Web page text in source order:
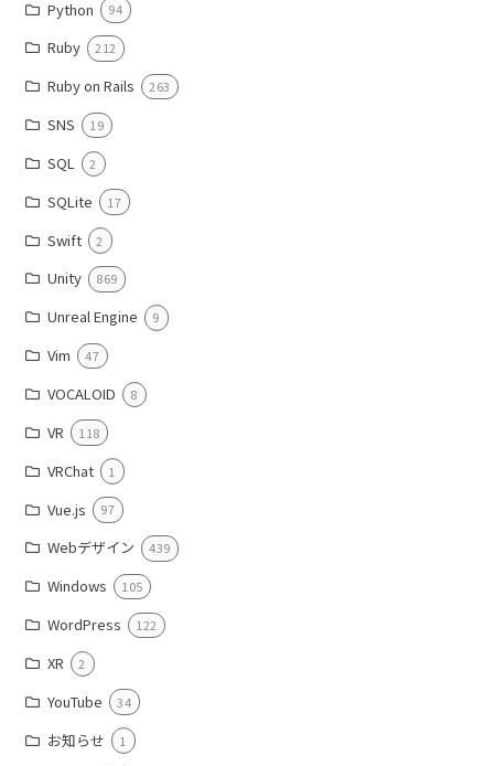
Python 94
Ruby 212
Ruby on Rails 263
SNS 19
SQL 2
SQLite 17
Swift 2
Unity 869
Unreal Engine 9
Vim 47
VOCALOID 8
VR 118
VRChat 1
Vue.js 97
Webデザイン 439
Windows 105
WordPress 122
XR 2
YouTube 34
お知らせ 1